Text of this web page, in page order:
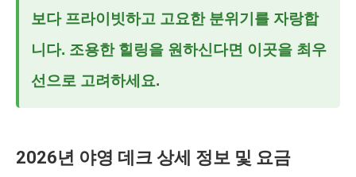
보다 프라이빗하고 고요한 분위기를 자랑합
니다. 조용한 힐링을 원하신다면 이곳을 최우
선으로 고려하세요.
2026년 야영 데크 상세 정보 및 요금